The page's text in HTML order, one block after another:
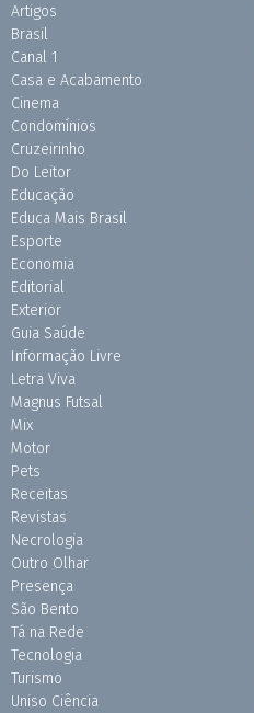
Artigos
Brasil
Canal 1
Casa e Acabamento
Cinema
Condomínios
Cruzeirinho
Do Leitor
Educação
Educa Mais Brasil
Esporte
Economia
Editorial
Exterior
Guia Saúde
Informação Livre
Letra Viva
Magnus Futsal
Mix
Motor
Pets
Receitas
Revistas
Necrologia
Outro Olhar
Presença
São Bento
Tá na Rede
Tecnologia
Turismo
Uniso Ciência